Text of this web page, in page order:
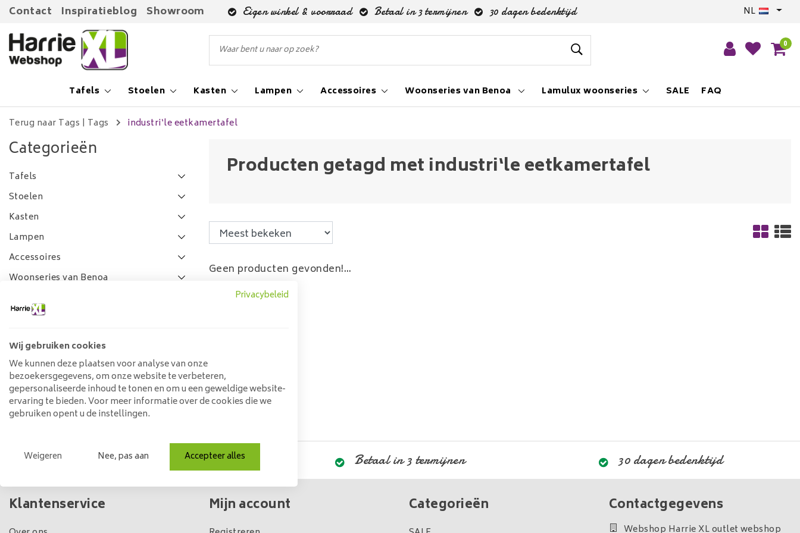
Contact Inspiratieblog Showroom Eigen winkel & voorraad Betaal in 3 termijnen 30 dagen bedenktijd NL
0
Tafels Stoelen Kasten Lampen Accessoires Woonseries van Benoa Lamulux woonseries SALE FAQ
Terug naar Tags | Tags industri‘le eetkamertafel
Categorieën
Tafels
Stoelen
Kasten
Lampen
Accessoires
Woonseries van Benoa
FAQ
Prijs
Min: €0 Max: €5
Producten getagd met industri‘le eetkamertafel
Geen producten gevonden!...
Eigen winkel & voorraad Betaal in 3 termijnen 30 dagen bedenktijd
Klantenservice Mijn account Categorieën Contactgegevens
Webshop Harrie XL outlet webshop
Privacybeleid
Wij gebruiken cookies
We kunnen deze plaatsen voor analyse van onze
bezoekersgegevens, om onze website te verbeteren,
gepersonaliseerde inhoud te tonen en om u een geweldige website-
ervaring te bieden. Voor meer informatie over de cookies die we
gebruiken opent u de instellingen.
Weigeren Nee, pas aan Accepteer alles